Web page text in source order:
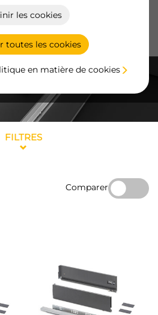
les cookies
toutes les cookies
en matière de cookies
chambre et le bureau avec des
FILTRES
Comparer